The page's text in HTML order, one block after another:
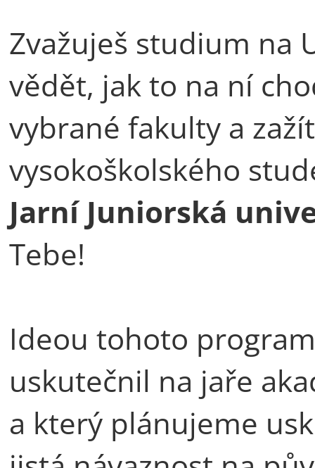
Zvažuješ studium na
vědět, jak to na ní
vybrané fakulty a
vysokoškolského
Jarní Juniorská
Tebe!
Ideou tohoto
uskutečnil na jaře
a který plánujeme